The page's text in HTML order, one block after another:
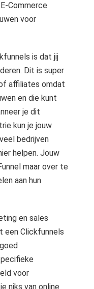
Commerce
voor
is dat jij
Dit is super
affiliates omdat
en die kunt
je dit
kun je jouw
bedrijven
helpen. Jouw
maar over te
aan hun
en sales
een Clickfunnels
voor
niks van online